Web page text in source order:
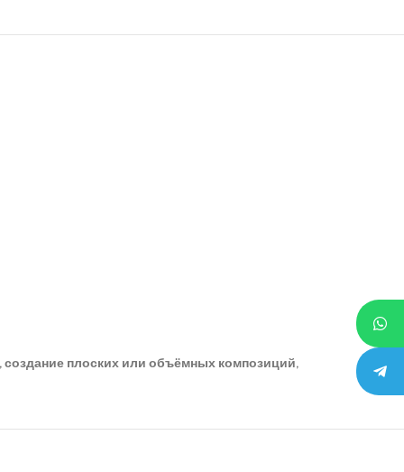
плоских или объёмных композиций,